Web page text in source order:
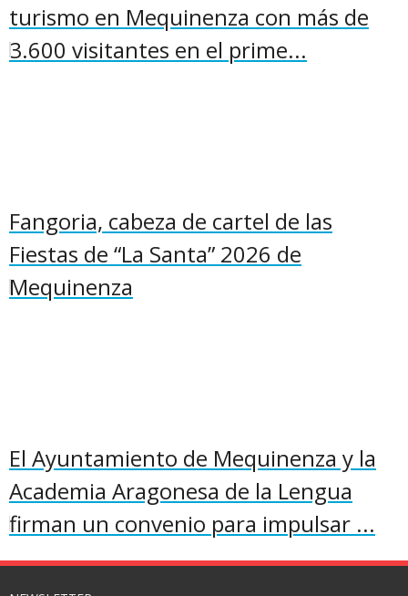
turismo en Mequinenza con más de
3.600 visitantes en el prime...
Fangoria, cabeza de cartel de las
Fiestas de “La Santa” 2026 de
Mequinenza
El Ayuntamiento de Mequinenza y la
Academia Aragonesa de la Lengua
firman un convenio para impulsar ...